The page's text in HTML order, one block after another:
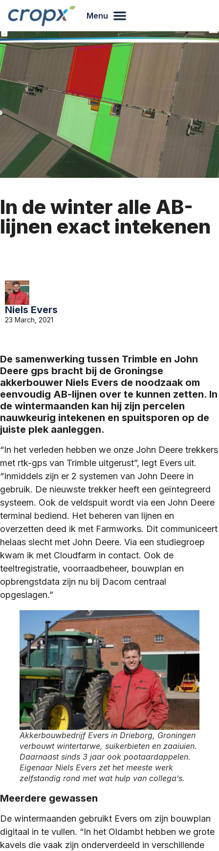
Menu
In de winter alle AB-
lijnen exact intekenen
Niels Evers
23 March, 2021
De samenwerking tussen Trimble en John
Deere gps bracht bij de Groningse
akkerbouwer Niels Evers de noodzaak om
eenvoudig AB-lijnen over te kunnen zetten. In
de wintermaanden kan hij zijn percelen
nauwkeurig intekenen en spuitsporen op de
juiste plek aanleggen.
“In het verleden hebben we onze John Deere trekkers
met rtk-gps van Trimble uitgerust”, legt Evers uit.
“Inmiddels zijn er 2 systemen van John Deere in
gebruik. De nieuwste trekker heeft een geïntegreerd
systeem. Ook de veldspuit wordt via een John Deere
terminal bediend. Het beheren van lijnen en
overzetten deed ik met Farmworks. Dit communiceert
helaas slecht met John Deere. Via een studiegroep
kwam ik met Cloudfarm in contact. Ook de
teeltregistratie, voorraadbeheer, bouwplan en
opbrengstdata zijn nu bij Dacom centraal
opgeslagen.”
Akkerbouwbedrijf Evers in Drieborg, Groningen
verbouwt wintertarwe, suikerbieten en zaaiuien.
Daarnaast sinds 3 jaar ook pootaardappelen.
Eigenaar Niels Evers zet het meeste werk
zelfstandig rond met wat hulp van collega’s.
Meerdere gewassen
De wintermaanden gebruikt Evers om zijn bouwplan
digitaal in te vullen. “In het Oldambt hebben we grote
kavels die vaak zijn onderverdeeld in verschillende